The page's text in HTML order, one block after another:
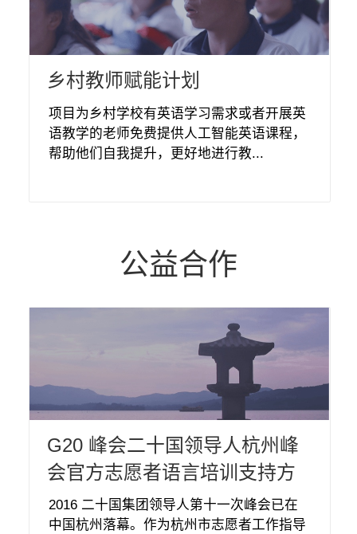
乡村教师赋能计划
项目为乡村学校有英语学习需求或者开展英
语教学的老师免费提供人工智能英语课程，
帮助他们自我提升，更好地进行教...
公益合作
G20 峰会二十国领导人杭州峰
会官方志愿者语言培训支持方
2016 二十国集团领导人第十一次峰会已在
中国杭州落幕。作为杭州市志愿者工作指导